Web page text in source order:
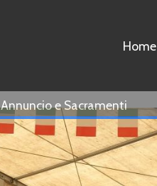
Home
Annuncio e Sacramenti